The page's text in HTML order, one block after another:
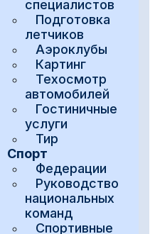
специалистов
Подготовка
летчиков
Аэроклубы
Картинг
Техосмотр
автомобилей
Гостиничные
услуги
Тир
Спорт
Федерации
Руководство
национальных
команд
Спортивные